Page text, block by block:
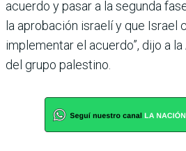
acuerdo y pasar a la segunda
la aprobación israelí y que Israel
implementar el acuerdo”, dijo a
del grupo palestino.